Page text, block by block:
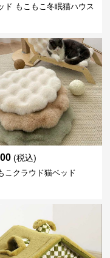
ド もこもこ冬眠猫ハウス
(税込)
こクラウド猫ベッド